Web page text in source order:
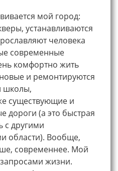
мой город:
устанавливаются
человека
современные
комфортно жить
и ремонтируются
школы,
существующие и
дороги (а это быстрая
с другими
области). Вообще,
современнее. Мой
жизни.